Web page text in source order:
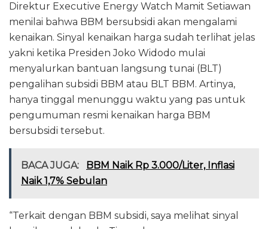
Direktur Executive Energy Watch Mamit Setiawan
menilai bahwa BBM bersubsidi akan mengalami
kenaikan. Sinyal kenaikan harga sudah terlihat jelas
yakni ketika Presiden Joko Widodo mulai
menyalurkan bantuan langsung tunai (BLT)
pengalihan subsidi BBM atau BLT BBM. Artinya,
hanya tinggal menunggu waktu yang pas untuk
pengumuman resmi kenaikan harga BBM
bersubsidi tersebut.
BACA JUGA:
BBM Naik Rp 3.000/Liter, Inflasi
Naik 1,7% Sebulan
“Terkait dengan BBM subsidi, saya melihat sinyal